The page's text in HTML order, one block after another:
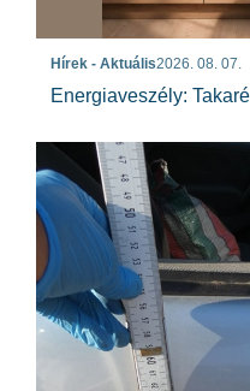
Hírek - Aktuális2026. 08. 07.
Energiaveszély: